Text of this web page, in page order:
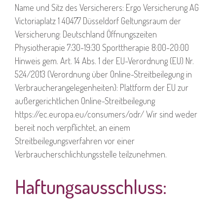
Name und Sitz des Versicherers: Ergo Versicherung AG
Victoriaplatz 1 40477 Düsseldorf Geltungsraum der
Versicherung: Deutschland Öffnungszeiten
Physiotherapie 7:30-19:30 Sporttherapie 8:00-20:00
Hinweis gem. Art. 14 Abs. 1 der EU-Verordnung (EU) Nr.
524/2013 (Verordnung über Online-Streitbeilegung in
Verbraucherangelegenheiten): Plattform der EU zur
außergerichtlichen Online-Streitbeilegung
https://ec.europa.eu/consumers/odr/ Wir sind weder
bereit noch verpflichtet, an einem
Streitbeilegungsverfahren vor einer
Verbraucherschlichtungsstelle teilzunehmen.
Haftungsausschluss: